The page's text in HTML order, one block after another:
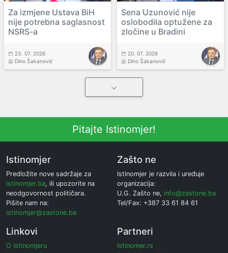
Za izmjene Ustava BiH
nije potrebna saglasnost
NSRS-a
23. 07. 2026
Dino Šakanović
Sena Uzunović nije
oslobodila optužene za
zločine u Bradini
20. 07. 2026
Dino Šakanović
Pitajte Istinomjer!
Istinomjer
Predložite nove sadržaje za
istinomjer.ba, ili upozorite na
neodgovornost političara.
Pišite nam na:
istinomjer@zastone.ba
Zašto ne
Istinomjer je razvila i uređuje
organizacija:
U.G. Zašto ne, info@zastone.ba
Tel/Fax: +387 33 61 84 61
Linkovi
O Istinomjeru
Partneri
Istinomer.rs